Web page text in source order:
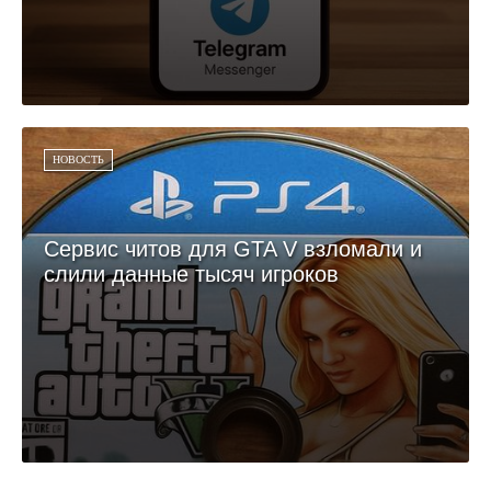
НОВОСТЬ
Сервис читов для GTA V взломали и
слили данные тысяч игроков